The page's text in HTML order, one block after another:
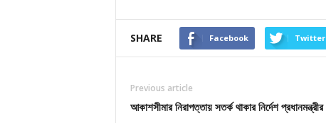
SHARE Facebook Twitter
Previous article
আকাশসীমার নিরাপত্তায় সতর্ক থাকার নির্দেশ প্রধানমন্ত্রীর